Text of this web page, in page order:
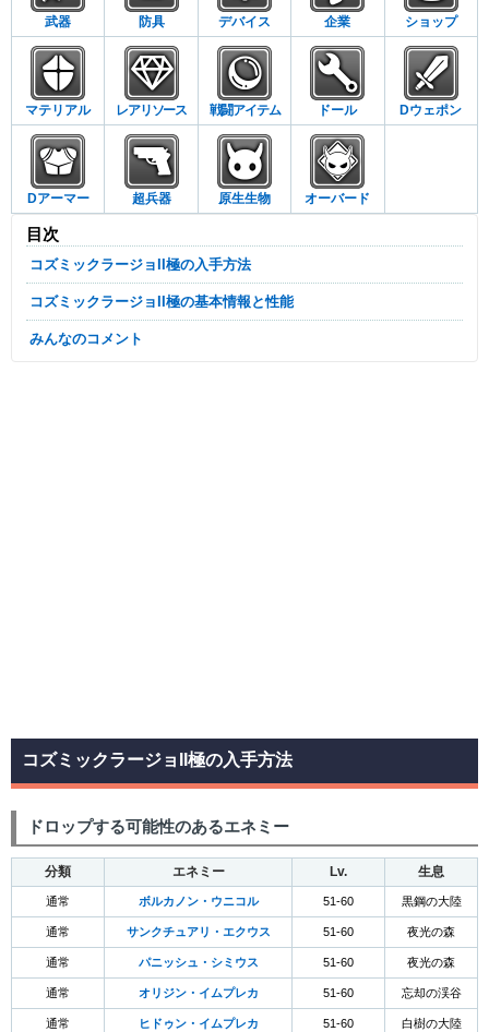
武器 防具 デバイス 企業 ショップ
マテリアル レアリソース 戦闘アイテム ドール Dウェポン
Dアーマー 超兵器 原生生物 オーバード
目次
コズミックラージョII極の入手方法
コズミックラージョII極の基本情報と性能
みんなのコメント
コズミックラージョII極の入手方法
ドロップする可能性のあるエネミー
分類 エネミー Lv. 生息
通常 ボルカノン・ウニコル 51-60 黒鋼の大陸
通常 サンクチュアリ・エクウス 51-60 夜光の森
通常 パニッシュ・シミウス 51-60 夜光の森
通常 オリジン・イムプレカ 51-60 忘却の渓谷
通常 ヒドゥン・イムプレカ 51-60 白樹の大陸